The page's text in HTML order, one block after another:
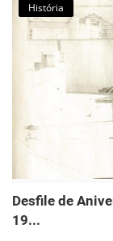
História
Desfile de
19...